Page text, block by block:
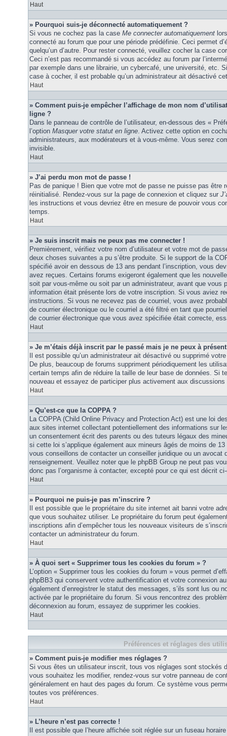
Haut
» Pourquoi suis-je déconnecté automatiquement ?
Si vous ne cochez pas la case Me connecter automatiquement
connecté au forum que pour une période prédéfinie. Ceci permet
quelqu’un d’autre. Pour rester connecté, veuillez cocher la case
Ceci n’est pas recommandé si vous accédez au forum par
par exemple dans une librairie, un cybercafé, une université, etc.
case à cocher, il est probable qu’un administrateur ait désactivé
Haut
» Comment puis-je empêcher l’affichage de mon nom
ligne ?
Dans le panneau de contrôle de l’utilisateur, en-dessous des «
l’option Masquer votre statut en ligne. Activez cette option en
administrateurs, aux modérateurs et à vous-même. Vous serez
invisible.
Haut
» J’ai perdu mon mot de passe !
Pas de panique ! Bien que votre mot de passe ne puisse pas être
réinitialisé. Rendez-vous sur la page de connexion et cliquez sur
les instructions et vous devriez être en mesure de pouvoir vous
temps.
Haut
» Je suis inscrit mais ne peux pas me connecter !
Premièrement, vérifiez votre nom d’utilisateur et votre mot de
deux choses suivantes a pu s’être produite. Si le support de la
spécifié avoir en dessous de 13 ans pendant l’inscription, vous
avez reçues. Certains forums exigeront également que les
soit par vous-même ou soit par un administrateur, avant que vous
information était présente lors de votre inscription. Si vous aviez
instructions. Si vous ne recevez pas de courriel, vous avez
de courrier électronique ou le courriel a été filtré en tant que
de courrier électronique que vous avez spécifiée était correcte,
Haut
» Je m’étais déjà inscrit par le passé mais je ne peux à
Il est possible qu’un administrateur ait désactivé ou supprimé
De plus, beaucoup de forums suppriment périodiquement les
certain temps afin de réduire la taille de leur base de données. Si
nouveau et essayez de participer plus activement aux
Haut
» Qu’est-ce que la COPPA ?
La COPPA (Child Online Privacy and Protection Act) est une loi
aux sites internet collectant potentiellement des informations sur
un consentement écrit des parents ou des tuteurs légaux des
si cette loi s’applique également aux mineurs âgés de moins de
vous conseillons de contacter un conseiller juridique ou un avocat
renseignement. Veuillez noter que le phpBB Group ne peut pas
donc pas l’organisme à contacter, excepté pour ce qui est décrit
Haut
» Pourquoi ne puis-je pas m’inscrire ?
Il est possible que le propriétaire du site internet ait banni votre
que vous souhaitez utiliser. Le propriétaire du forum peut
inscriptions afin d’empêcher tous les nouveaux visiteurs de
contacter un administrateur du forum.
Haut
» À quoi sert « Supprimer tous les cookies du forum » ?
L’option « Supprimer tous les cookies du forum » vous permet
phpBB3 qui conservent votre authentification et votre connexion
également d’enregistrer le statut des messages, s’ils sont lus ou
activée par le propriétaire du forum. Si vous rencontrez des
déconnexion au forum, essayez de supprimer les cookies.
Haut
Préférences et réglages des
» Comment puis-je modifier mes réglages ?
Si vous êtes un utilisateur inscrit, tous vos réglages sont stockés
vous souhaitez les modifier, rendez-vous sur votre panneau de
généralement en haut des pages du forum. Ce système vous
toutes vos préférences.
Haut
» L’heure n’est pas correcte !
Il est possible que l’heure affichée soit réglée sur un fuseau